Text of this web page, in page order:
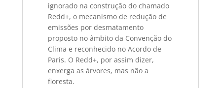
ignorado na construção do chamado
Redd+, o mecanismo de redução de
emissões por desmatamento
proposto no âmbito da Convenção do
Clima e reconhecido no Acordo de
Paris. O Redd+, por assim dizer,
enxerga as árvores, mas não a
floresta.